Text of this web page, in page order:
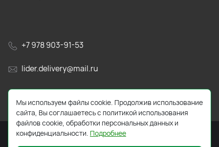
+7 978 903-91-53
lider.delivery@mail.ru
просп. Генерала Острякова, 65А
Мы используем файлы cookie. Продолжив использование
сайта, Вы соглашаетесь с политикой использования
файлов cookie, обработки персональных данных и
конфиденциальности. Подробнее